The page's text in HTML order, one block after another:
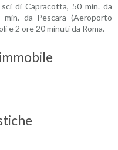
di Capracotta, 50 min. da
da Pescara (Aeroporto
e 2 ore 20 minuti da Roma.